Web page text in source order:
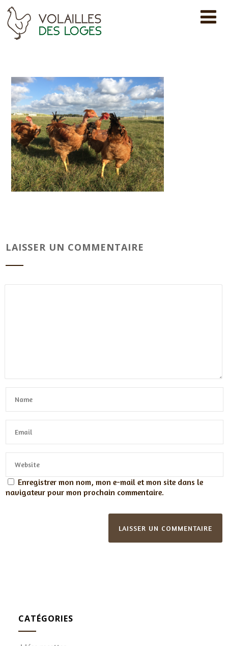
LAISSER UN COMMENTAIRE
Enregistrer mon nom, mon e-mail et mon site dans le
navigateur pour mon prochain commentaire.
CATÉGORIES